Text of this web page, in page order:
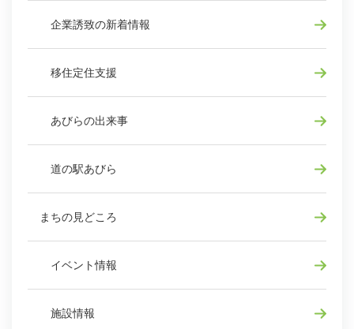
企業誘致の新着情報
移住定住支援
あびらの出来事
道の駅あびら
まちの見どころ
イベント情報
施設情報